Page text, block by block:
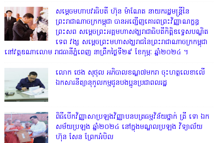
សម្តេចមហាបវរធិបតី ហ៊ុន ម៉ាណែត នាយករដ្ឋមន្ត្រីនៃ
ព្រះរាជាណាចក្រកម្ពុជា បានអញ្ជើញគោរពព្រះវិញ្ញាណក្ខន្ធ
ព្រះសព សម្តេចព្រះអគ្គមហាសង្ឃរាជាធិបតីកិត្តិឧទ្ទេសបណ្ឌិត
ទេព វង្ស សម្តេចព្រះមហាសង្ឃរាជនៃព្រះរាជាណាចក្រកម្ពុជា
នៅវត្តឧណាលោម រាជធានីភ្នំពេញ នាព្រឹកថ្ងៃទី២៩ ខែកុម្ភៈ ឆ្នាំ២០២៤ ។
លោក ថេង សុថុល អភិបាលខណ្ឌ៧មករា ចុះហត្ថលេខាលើ
ឯកសារនីត្យានុកូលកម្មជូនបងប្អូនប្រជាពលរដ្ឋ
ពិធីបើកវិញ្ញាសាប្រឡងវិញ្ញាបនបត្រធម្មវិន័យថ្នាក់ ត្រី ទោ ឯក
សម័យប្រឡង ឆ្នាំ២០២៤ នៅក្នុងមណ្ឌលប្រឡង វិទ្យាល័យ
ហ៊ុន សែន ព្រែកអំបិល